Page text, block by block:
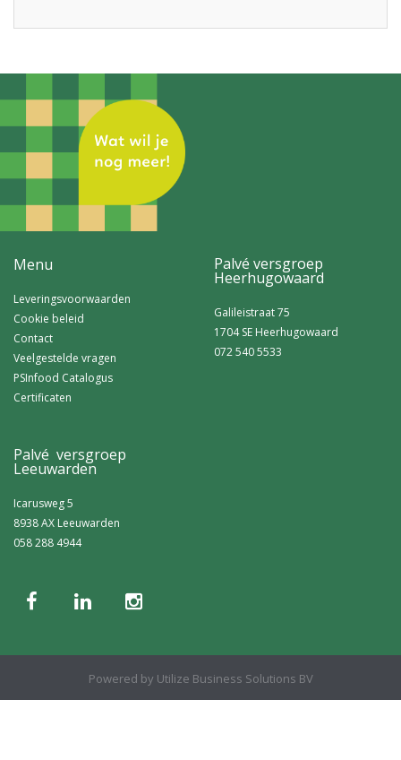
Menu
Leveringsvoorwaarden
Cookie beleid
Contact
Veelgestelde vragen
PSInfood Catalogus
Certificaten
Palvé versgroep
Heerhugowaard
Galileistraat 75
1704 SE Heerhugowaard
072 540 5533
Palvé versgroep
Leeuwarden
Icarusweg 5
8938 AX Leeuwarden
058 288 4944
Powered by Utilize Business Solutions BV